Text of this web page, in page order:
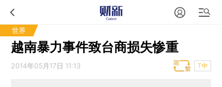
世界
越南暴力事件致台商损失惨重
2014年05月17日 11:13 T中